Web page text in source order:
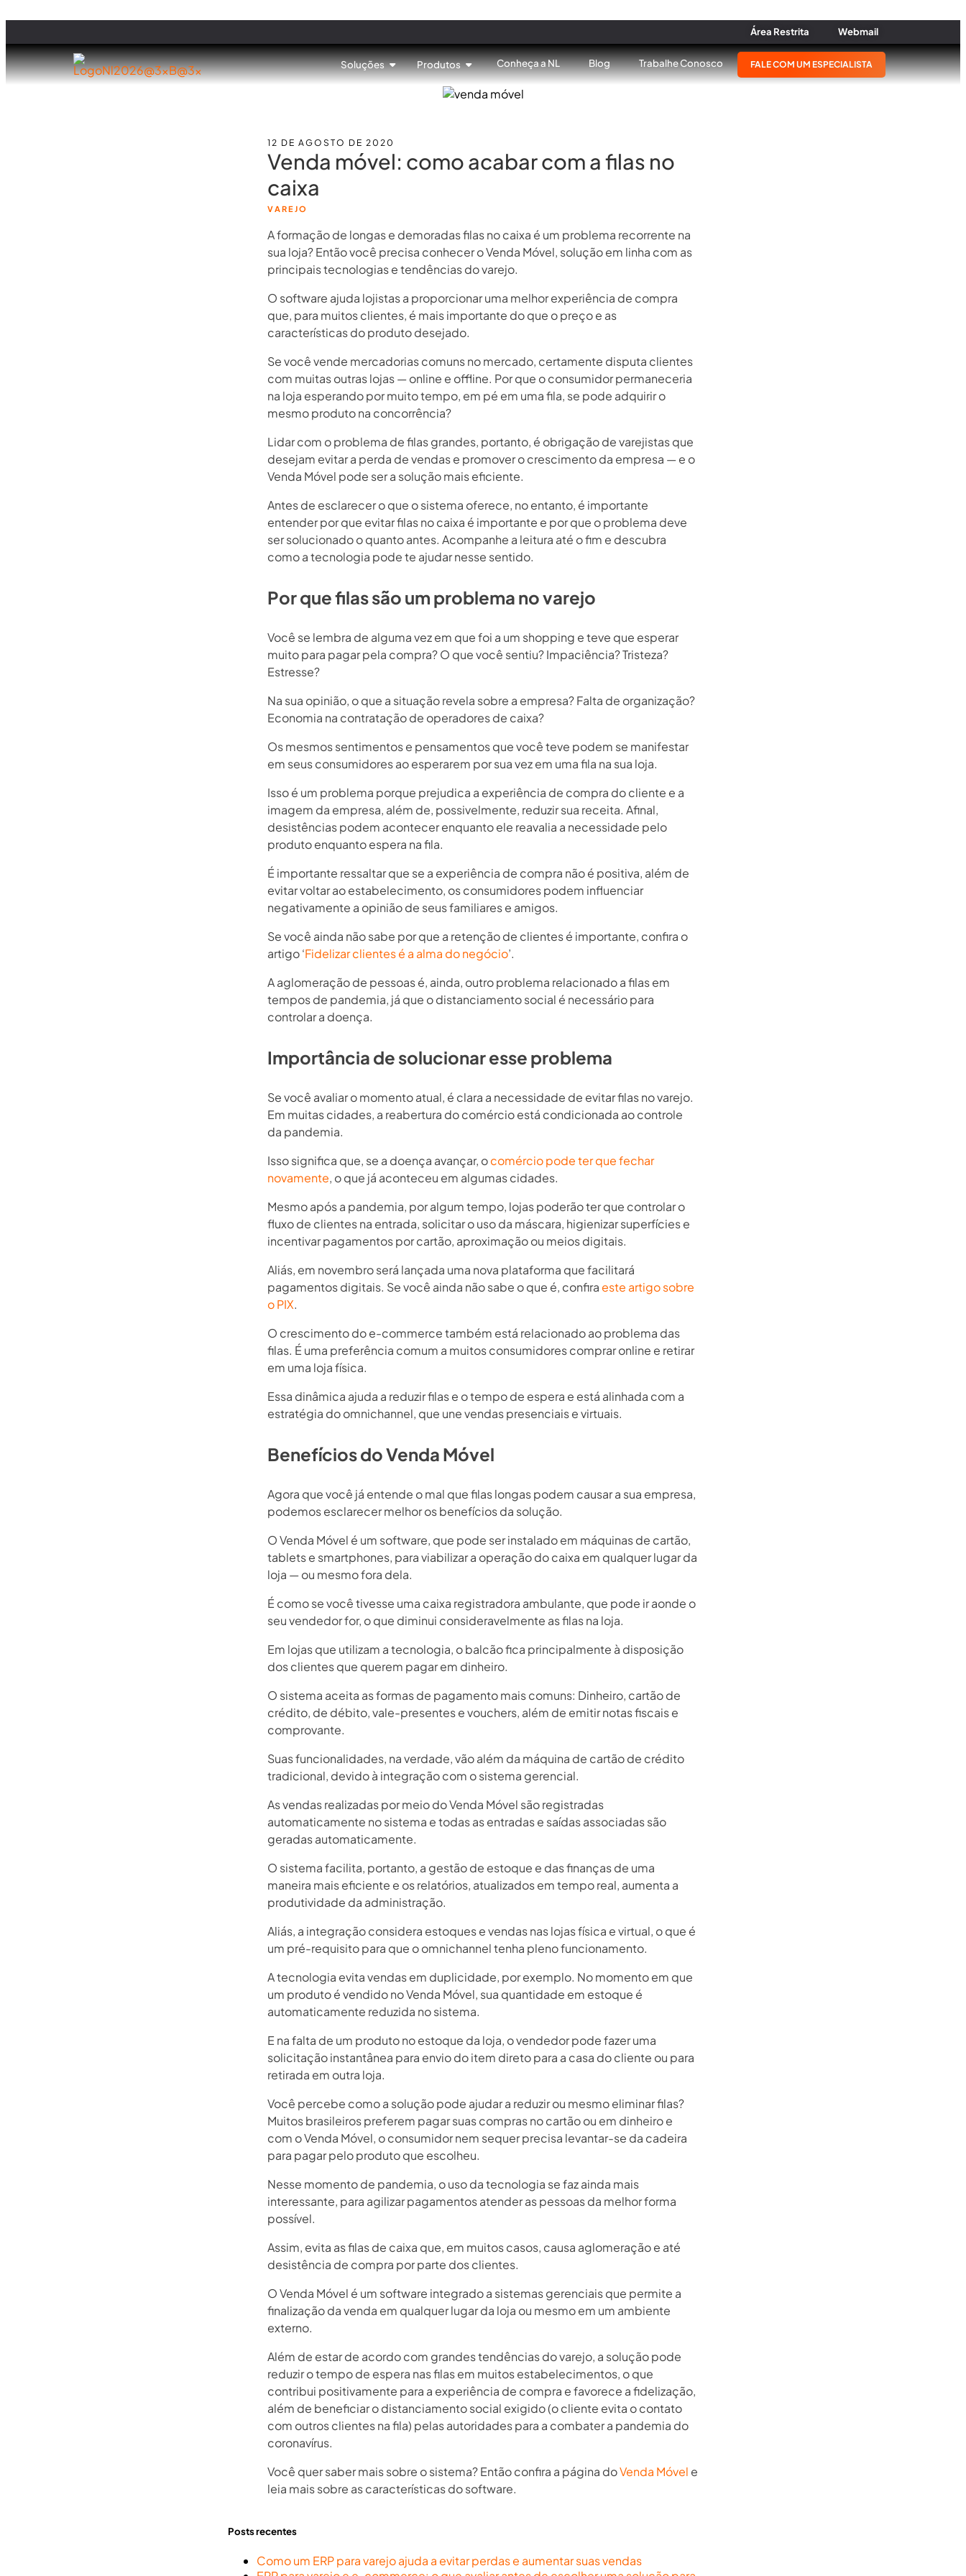
Webmail
Área Restrita
Soluções Produtos Conheça a NL Blog Trabalhe Conosco FALE COM UM ESPECIALISTA
12 DE AGOSTO DE 2020
Venda móvel: como acabar com a filas no
caixa
VAREJO
A formação de longas e demoradas filas no caixa é um problema recorrente na
sua loja? Então você precisa conhecer o Venda Móvel, solução em linha com as
principais tecnologias e tendências do varejo.
O software ajuda lojistas a proporcionar uma melhor experiência de compra
que, para muitos clientes, é mais importante do que o preço e as
características do produto desejado.
Se você vende mercadorias comuns no mercado, certamente disputa clientes
com muitas outras lojas — online e offline. Por que o consumidor permaneceria
na loja esperando por muito tempo, em pé em uma fila, se pode adquirir o
mesmo produto na concorrência?
Lidar com o problema de filas grandes, portanto, é obrigação de varejistas que
desejam evitar a perda de vendas e promover o crescimento da empresa — e o
Venda Móvel pode ser a solução mais eficiente.
Antes de esclarecer o que o sistema oferece, no entanto, é importante
entender por que evitar filas no caixa é importante e por que o problema deve
ser solucionado o quanto antes. Acompanhe a leitura até o fim e descubra
como a tecnologia pode te ajudar nesse sentido.
Por que filas são um problema no varejo
Você se lembra de alguma vez em que foi a um shopping e teve que esperar
muito para pagar pela compra? O que você sentiu? Impaciência? Tristeza?
Estresse?
Na sua opinião, o que a situação revela sobre a empresa? Falta de organização?
Economia na contratação de operadores de caixa?
Os mesmos sentimentos e pensamentos que você teve podem se manifestar
em seus consumidores ao esperarem por sua vez em uma fila na sua loja.
Isso é um problema porque prejudica a experiência de compra do cliente e a
imagem da empresa, além de, possivelmente, reduzir sua receita. Afinal,
desistências podem acontecer enquanto ele reavalia a necessidade pelo
produto enquanto espera na fila.
É importante ressaltar que se a experiência de compra não é positiva, além de
evitar voltar ao estabelecimento, os consumidores podem influenciar
negativamente a opinião de seus familiares e amigos.
Se você ainda não sabe por que a retenção de clientes é importante, confira o
artigo ‘Fidelizar clientes é a alma do negócio’.
A aglomeração de pessoas é, ainda, outro problema relacionado a filas em
tempos de pandemia, já que o distanciamento social é necessário para
controlar a doença.
Importância de solucionar esse problema
Se você avaliar o momento atual, é clara a necessidade de evitar filas no varejo.
Em muitas cidades, a reabertura do comércio está condicionada ao controle
da pandemia.
Isso significa que, se a doença avançar, ocomércio pode ter que fechar
novamente, o que já aconteceu em algumas cidades.
Mesmo após a pandemia, por algum tempo, lojas poderão ter que controlar o
fluxo de clientes na entrada, solicitar o uso da máscara, higienizar superfícies e
incentivar pagamentos por cartão, aproximação ou meios digitais.
Aliás, em novembro será lançada uma nova plataforma que facilitará
pagamentos digitais. Se você ainda não sabe o que é, confiraeste artigo sobre
o PIX.
O crescimento do e-commerce também está relacionado ao problema das
filas. É uma preferência comum a muitos consumidores comprar online e retirar
em uma loja física.
Essa dinâmica ajuda a reduzir filas e o tempo de espera e está alinhada com a
estratégia do omnichannel, que une vendas presenciais e virtuais.
Benefícios do Venda Móvel
Agora que você já entende o mal que filas longas podem causar a sua empresa,
podemos esclarecer melhor os benefícios da solução.
O Venda Móvel é um software, que pode ser instalado em máquinas de cartão,
tablets e smartphones, para viabilizar a operação do caixa em qualquer lugar da
loja — ou mesmo fora dela.
É como se você tivesse uma caixa registradora ambulante, que pode ir aonde o
seu vendedor for, o que diminui consideravelmente as filas na loja.
Em lojas que utilizam a tecnologia, o balcão fica principalmente à disposição
dos clientes que querem pagar em dinheiro.
O sistema aceita as formas de pagamento mais comuns: Dinheiro, cartão de
crédito, de débito, vale-presentes e vouchers, além de emitir notas fiscais e
comprovante.
Suas funcionalidades, na verdade, vão além da máquina de cartão de crédito
tradicional, devido à integração com o sistema gerencial.
As vendas realizadas por meio do Venda Móvel são registradas
automaticamente no sistema e todas as entradas e saídas associadas são
geradas automaticamente.
O sistema facilita, portanto, a gestão de estoque e das finanças de uma
maneira mais eficiente e os relatórios, atualizados em tempo real, aumenta a
produtividade da administração.
Aliás, a integração considera estoques e vendas nas lojas física e virtual, o que é
um pré-requisito para que o omnichannel tenha pleno funcionamento.
A tecnologia evita vendas em duplicidade, por exemplo. No momento em que
um produto é vendido no Venda Móvel, sua quantidade em estoque é
automaticamente reduzida no sistema.
E na falta de um produto no estoque da loja, o vendedor pode fazer uma
solicitação instantânea para envio do item direto para a casa do cliente ou para
retirada em outra loja.
Você percebe como a solução pode ajudar a reduzir ou mesmo eliminar filas?
Muitos brasileiros preferem pagar suas compras no cartão ou em dinheiro e
com o Venda Móvel, o consumidor nem sequer precisa levantar-se da cadeira
para pagar pelo produto que escolheu.
Nesse momento de pandemia, o uso da tecnologia se faz ainda mais
interessante, para agilizar pagamentos atender as pessoas da melhor forma
possível.
Assim, evita as filas de caixa que, em muitos casos, causa aglomeração e até
desistência de compra por parte dos clientes.
O Venda Móvel é um software integrado a sistemas gerenciais que permite a
finalização da venda em qualquer lugar da loja ou mesmo em um ambiente
externo.
Além de estar de acordo com grandes tendências do varejo, a solução pode
reduzir o tempo de espera nas filas em muitos estabelecimentos, o que
contribui positivamente para a experiência de compra e favorece a fidelização,
além de beneficiar o distanciamento social exigido (o cliente evita o contato
com outros clientes na fila) pelas autoridades para a combater a pandemia do
coronavírus.
Você quer saber mais sobre o sistema? Então confira a página doVenda Móvel e
leia mais sobre as características do software.
Posts recentes
Como um ERP para varejo ajuda a evitar perdas e aumentar suas vendas